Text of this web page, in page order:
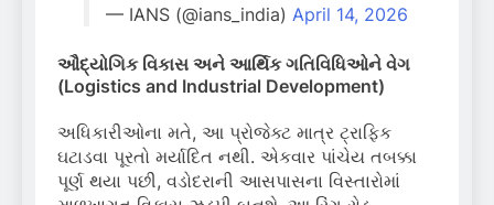
— IANS (@ians_india) April 14, 2026
ઔદ્યોગિક વિકાસ અને આર્થિક ગતિવિધિઓને વેગ
(Logistics and Industrial Development)
અધિકારીઓના મતે, આ પ્રોજેક્ટ માત્ર ટ્રાફિક
ઘટાડવા પૂરતો મર્યાદિત નથી. એકવાર પાંચેય તબક્કા
પૂર્ણ થયા પછી, વડોદરાની આસપાસના વિસ્તારોમાં